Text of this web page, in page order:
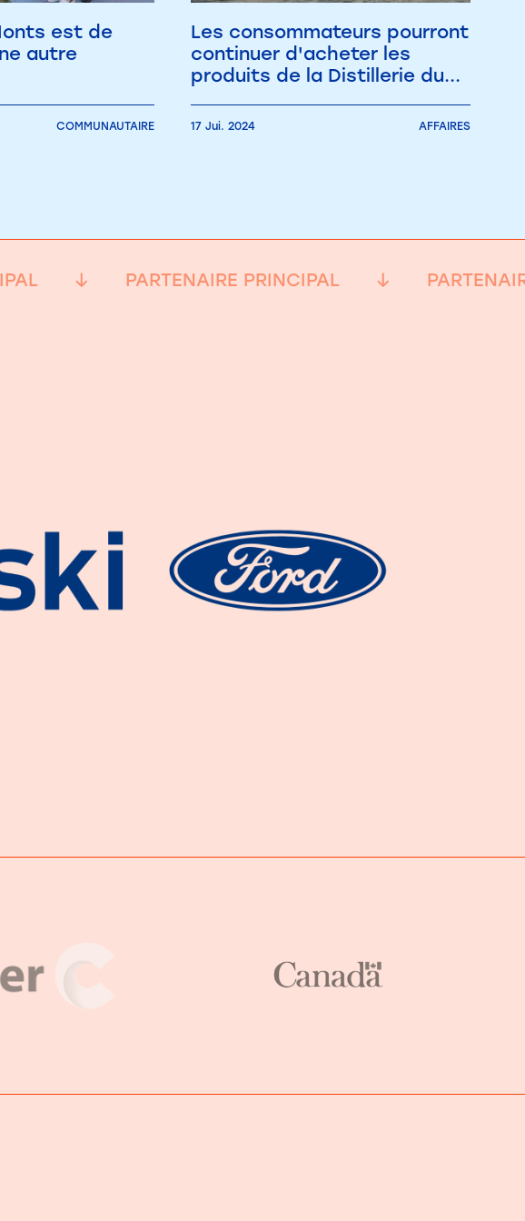
est de
autre
COMMUNAUTAIRE
Les consommateurs pourront
continuer d'acheter les
produits de la Distillerie du...
17 Jui. 2024 AFFAIRES
PARTENAIRE PRINCIPAL